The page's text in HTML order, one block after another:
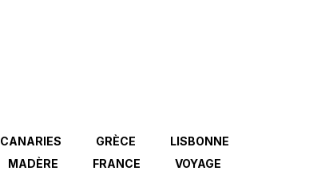
CANARIES GRÈCE
LISBONNE
MADÈRE FRANCE
VOYAGE